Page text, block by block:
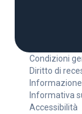
Condizioni
Diritto di
Informativa
Accessibilità